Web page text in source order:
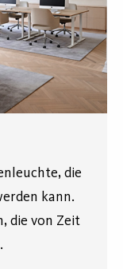
die
kann.
die von Zeit